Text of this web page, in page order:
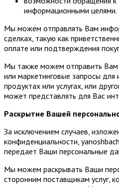
информационными целями.
Мы можем отправлять Вам
сделках, такую как
оплате или подтверждения
Мы также можем отправить Вам
или маркетинговые запросы
продуктах или услугах, или
может представлять для Вас
Раскрытие Вашей
За исключением случаев,
конфиденциальности,
передает Ваши персональные
Мы можем раскрывать Ваши
сторонним поставщикам услуг,